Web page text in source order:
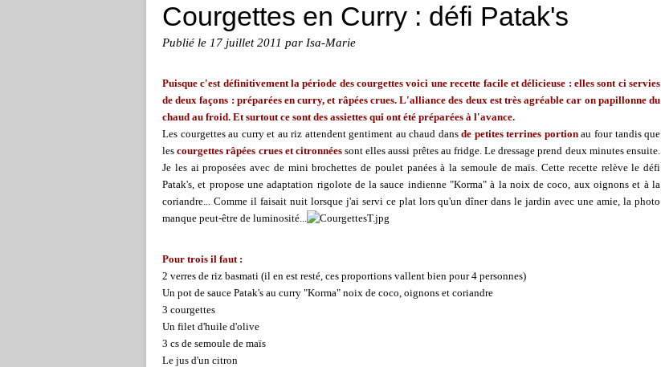
Courgettes en Curry : défi Patak's
Publié le 17 juillet 2011 par Isa-Marie
Puisque c'est définitivement la période des courgettes voici une recette facile et délicieuse : elles sont ci servies
de deux façons : préparées en curry, et râpées crues. L'alliance des deux est très agréable car on papillonne du
chaud au froid. Et surtout ce sont des assiettes qui ont été préparées à l'avance.
Les courgettes au curry et au riz attendent gentiment au chaud dansde petites terrines portionau four tandis que
lescourgettes râpées crues et citronnéessont elles aussi prêtes au fridge. Le dressage prend deux minutes ensuite.
Je les ai proposées avec de mini brochettes de poulet panées à la semoule de maïs. Cette recette relève le défi
Patak's, et propose une adaptation rigolote de la sauce indienne "Korma" à la noix de coco, aux oignons et à la
coriandre... Comme il faisait nuit lorsque j'ai servi ce plat lors qu'un dîner dans le jardin avec une amie, la photo
manque peut-être de luminosité...
Pour trois il faut :
2 verres de riz basmati (il en est resté, ces proportions vallent bien pour 4 personnes)
Un pot de sauce Patak's au curry "Korma" noix de coco, oignons et coriandre
3 courgettes
Un filet d'huile d'olive
3 cs de semoule de maïs
Le jus d'un citron